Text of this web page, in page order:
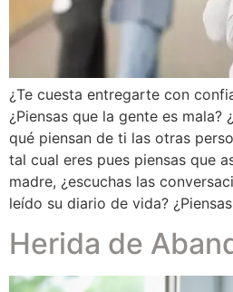
¿Te cuesta entregarte con
¿Piensas que la gente es mala?
qué piensan de ti las otras
tal cual eres pues piensas que
madre, ¿escuchas las
leído su diario de vida?
Herida de